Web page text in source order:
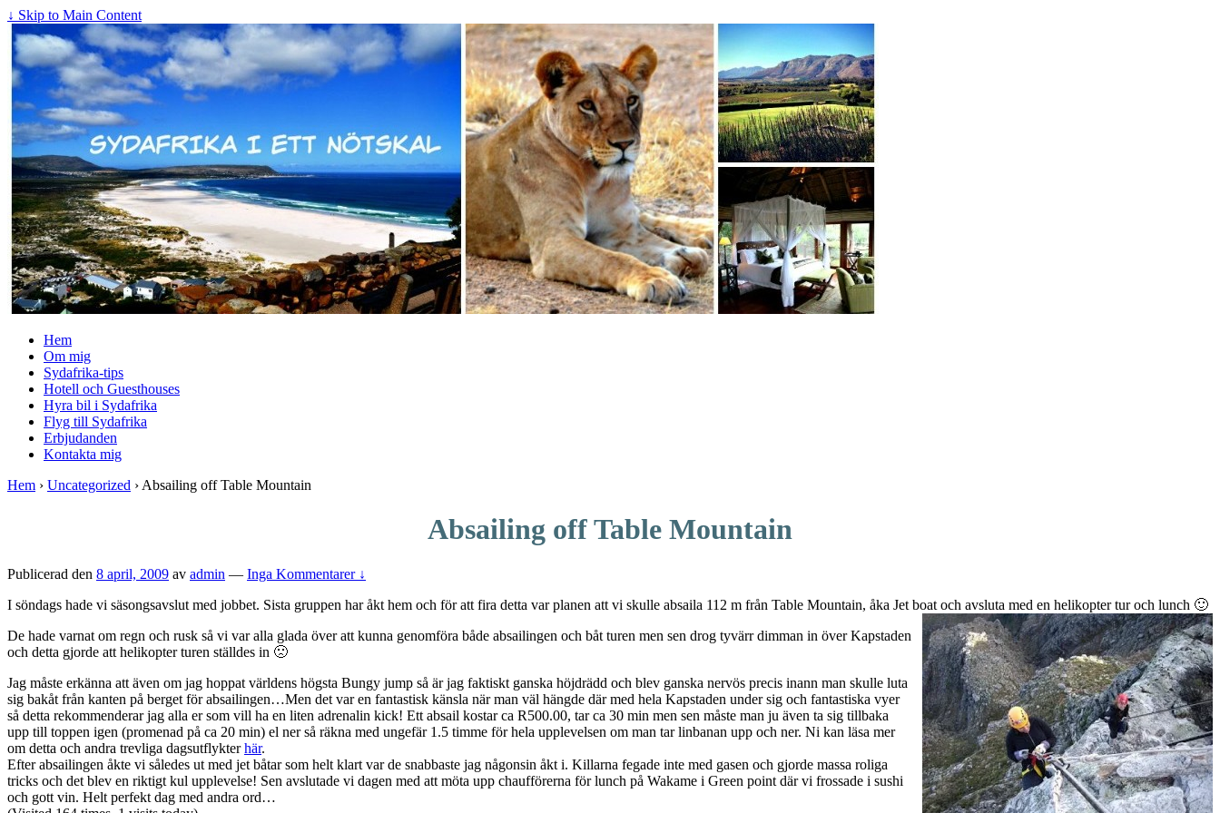
↓ Skip to Main Content
Hem
Om mig
Sydafrika-tips
Hotell och Guesthouses
Hyra bil i Sydafrika
Flyg till Sydafrika
Erbjudanden
Kontakta mig
Hem › Uncategorized › Absailing off Table Mountain
Absailing off Table Mountain
Publicerad den 8 april, 2009 av admin — Inga Kommentarer ↓
I söndags hade vi säsongsavslut med jobbet. Sista gruppen har åkt hem och för att fira detta var planen att vi skulle absaila 112 m från Table Mountain, åka Jet boat och avsluta med en helikopter tur och lunch 🙂
De hade varnat om regn och rusk så vi var alla glada över att kunna genomföra både absailingen och båt turen men sen drog tyvärr dimman in över Kapstaden
och detta gjorde att helikopter turen ställdes in 🙁
Jag måste erkänna att även om jag hoppat världens högsta Bungy jump så är jag faktiskt ganska höjdrädd och blev ganska nervös precis inann man skulle luta
sig bakåt från kanten på berget för absailingen…Men det var en fantastisk känsla när man väl hängde där med hela Kapstaden under sig och fantastiska vyer
så detta rekommenderar jag alla er som vill ha en liten adrenalin kick! Ett absail kostar ca R500.00, tar ca 30 min men sen måste man ju även ta sig tillbaka
upp till toppen igen (promenad på ca 20 min) el ner så räkna med ungefär 1.5 timme för hela upplevelsen om man tar linbanan upp och ner. Ni kan läsa mer
om detta och andra trevliga dagsutflykterhär.
Efter absailingen åkte vi således ut med jet båtar som helt klart var de snabbaste jag någonsin åkt i. Killarna fegade inte med gasen och gjorde massa roliga
tricks och det blev en riktigt kul upplevelse! Sen avslutade vi dagen med att möta upp chaufförerna för lunch på Wakame i Green point där vi frossade i sushi
och gott vin. Helt perfekt dag med andra ord…